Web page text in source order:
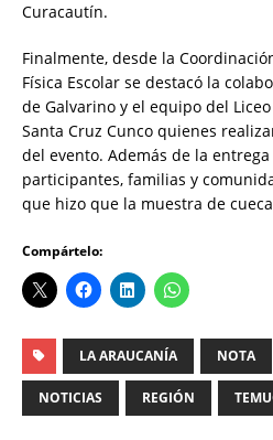
Curacautín.
Finalmente, desde la
Física Escolar se destacó la
de Galvarino y el equipo del
Santa Cruz Cunco quienes
del evento. Además de la
participantes, familias y
que hizo que la muestra de
Compártelo:
LA ARAUCANÍA NOTA
NOTICIAS REGIÓN